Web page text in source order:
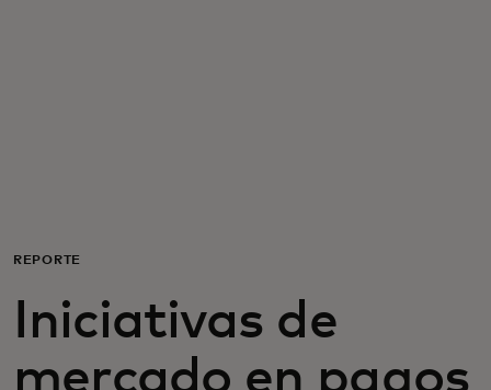
Para innovadores
Noticias y tendencias
REPORTE
Iniciativas de
mercado en pagos